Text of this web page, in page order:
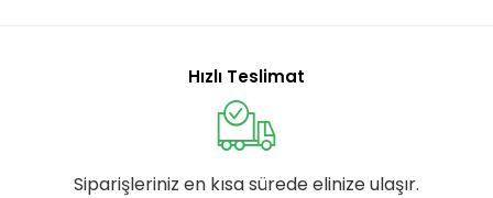
Hızlı Teslimat
Siparişleriniz en kısa sürede elinize ulaşır.